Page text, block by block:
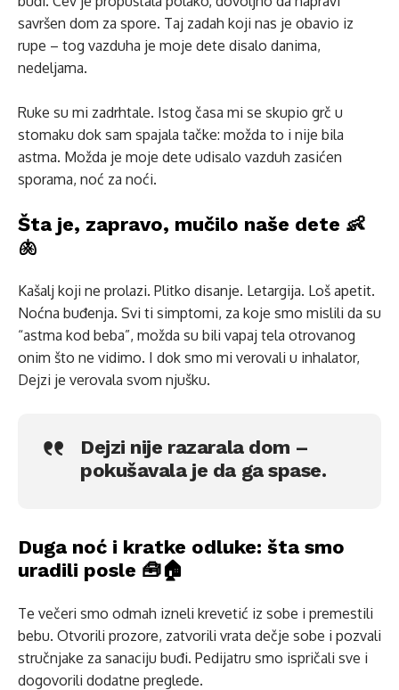
savršen dom za spore. Taj zadah koji nas je obavio iz
rupe – tog vazduha je moje dete disalo danima,
nedeljama.
Ruke su mi zadrhtale. Istog časa mi se skupio grč u
stomaku dok sam spajala tačke: možda to i nije bila
astma. Možda je moje dete udisalo vazduh zasićen
sporama, noć za noći.
Šta je, zapravo, mučilo naše dete 👶
🫁
Kašalj koji ne prolazi. Plitko disanje. Letargija. Loš apetit.
Noćna buđenja. Svi ti simptomi, za koje smo mislili da su
“astma kod beba”, možda su bili vapaj tela otrovanog
onim što ne vidimo. I dok smo mi verovali u inhalator,
Dejzi je verovala svom njušku.
Dejzi nije razarala dom –
pokušavala je da ga spase.
Duga noć i kratke odluke: šta smo
uradili posle 🧰🏠
Te večeri smo odmah izneli krevetić iz sobe i premestili
bebu. Otvorili prozore, zatvorili vrata dečje sobe i pozvali
stručnjake za sanaciju buđi. Pedijatru smo ispričali sve i
dogovorili dodatne preglede.